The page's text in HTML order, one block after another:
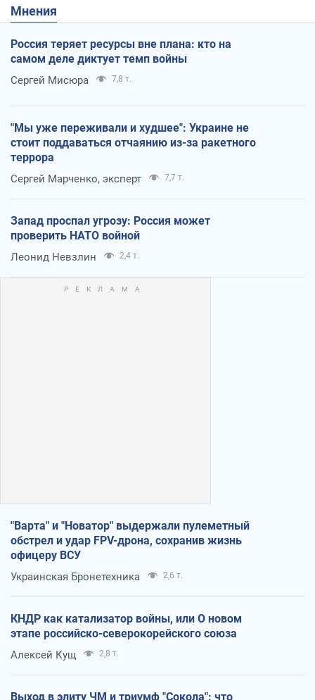
Мнения
Россия теряет ресурсы вне плана: кто на
самом деле диктует темп войны
Сергей Мисюра 7,8 т.
"Мы уже переживали и худшее": Украине не
стоит поддаваться отчаянию из-за ракетного
террора
Сергей Марченко, эксперт 7,7 т.
Запад проспал угрозу: Россия может
проверить НАТО войной
Леонид Невзлин 2,4 т.
"Варта" и "Новатор" выдержали пулеметный
обстрел и удар FPV-дрона, сохранив жизнь
офицеру ВСУ
Украинская Бронетехника 2,6 т.
КНДР как катализатор войны, или О новом
этапе российско-северокорейского союза
Алексей Кущ 2,8 т.
Выход в элиту ЧМ и триумф "Сокола": что